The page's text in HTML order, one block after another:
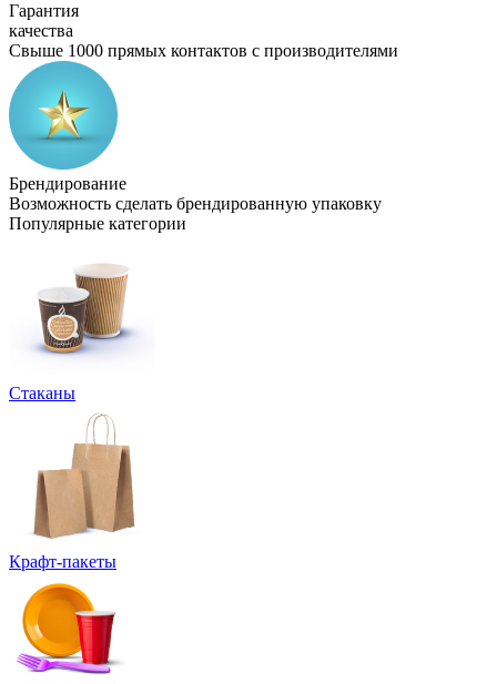
Гарантия
качества
Свыше 1000 прямых контактов с производителями
Брендирование
Возможность сделать брендированную упаковку
Популярные категории
Стаканы
Крафт-пакеты